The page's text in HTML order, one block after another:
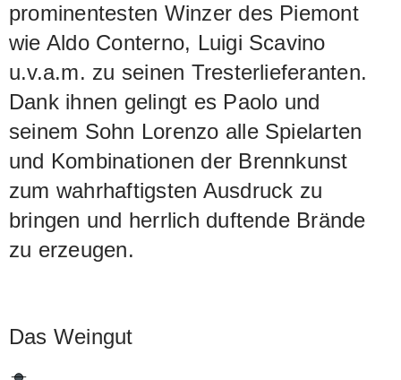
prominentesten Winzer des Piemont
wie Aldo Conterno, Luigi Scavino
u.v.a.m. zu seinen Tresterlieferanten.
Dank ihnen gelingt es Paolo und
seinem Sohn Lorenzo alle Spielarten
und Kombinationen der Brennkunst
zum wahrhaftigsten Ausdruck zu
bringen und herrlich duftende Brände
zu erzeugen.
Das Weingut